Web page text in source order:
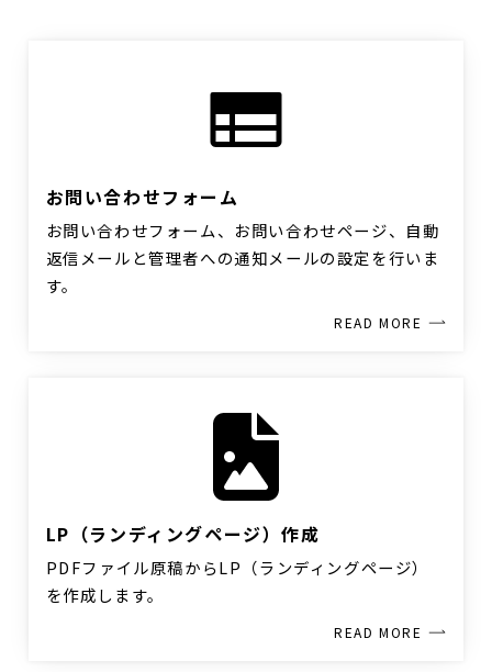
お問い合わせフォーム
お問い合わせフォーム、お問い合わせページ、自動
返信メールと管理者への通知メールの設定を行いま
す。
READ MORE
LP（ランディングページ）作成
PDFファイル原稿からLP（ランディングページ）
を作成します。
READ MORE